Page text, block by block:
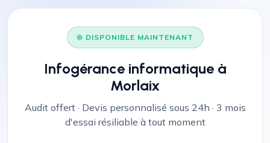
DISPONIBLE MAINTENANT
Infogérance informatique à
Morlaix
Audit offert · Devis personnalisé sous 24h · 3 mois
d'essai résiliable à tout moment